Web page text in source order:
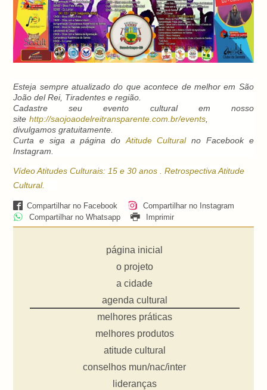
Esteja sempre atualizado do que acontece de melhor em São
João del Rei, Tiradentes e região.
Cadastre seu evento cultural em nosso
sitehttp://saojoaodelreitransparente.com.br/events
divulgamos gratuitamente.
Curta e siga a página do Atitude Cultural no Facebook e
Instagram.
Vídeo Atitudes Culturais: 15 e 30 anos . Retrospectiva Atitude
Cultural.
Compartilhar no Facebook
Compartilhar no Instagram
Compartilhar no Whatsapp
Imprimir
página inicial
o projeto
a cidade
agenda cultural
melhores práticas
melhores produtos
atitude cultural
conselhos mun/nac/inter
lideranças